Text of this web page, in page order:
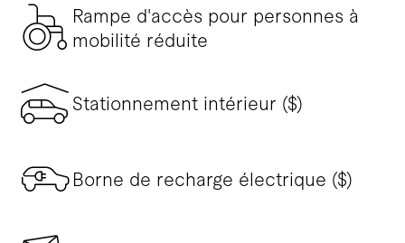
Rampe d'accès pour personnes à
mobilité réduite
Stationnement intérieur ($)
Borne de recharge électrique ($)